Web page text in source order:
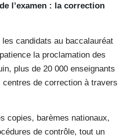
l’examen : la correction
candidats au baccalauréat
la proclamation des
plus de 20 000 enseignants
de correction à travers
copies, barèmes nationaux,
de contrôle, tout un